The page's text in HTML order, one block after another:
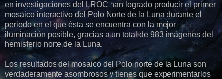
en investigaciones del LROC han logrado producir el primer
mosaico interactivo del Polo Norte de la Luna durante el
periodo en el que ésta se encuentra con la mejor
iluminación posible, gracias a un total de 983 imágenes del
hemisferio norte de la Luna.
Los resultados del mosaico del Polo norte de la Luna son
verdaderamente asombrosos y tienes que experimentarlos